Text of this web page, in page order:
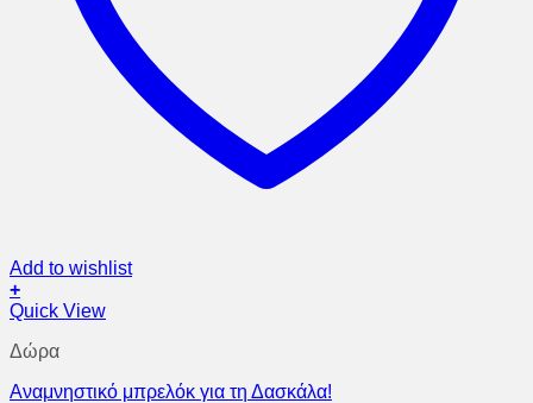
Add to wishlist
+
Quick View
Δώρα
Aναμνηστικό μπρελόκ για τη Δασκάλα!